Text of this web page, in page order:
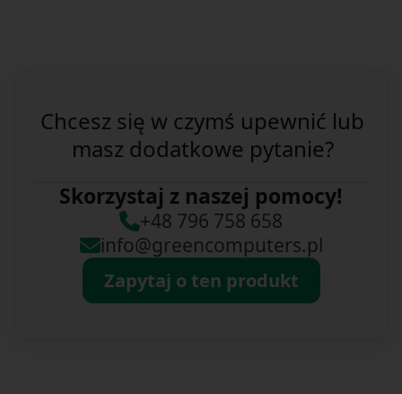
Chcesz się w czymś upewnić lub
masz dodatkowe pytanie?
Skorzystaj z naszej pomocy!
+48 796 758 658
info@greencomputers.pl
Zapytaj o ten produkt